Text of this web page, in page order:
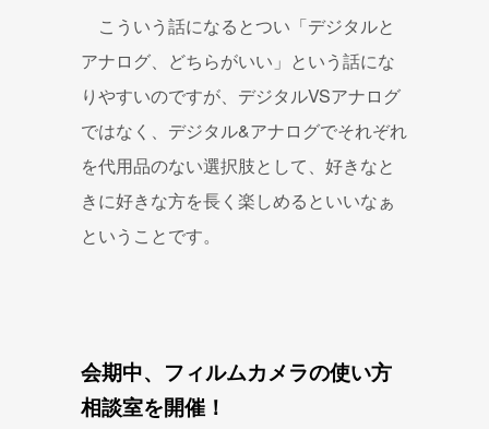
こういう話になるとつい「デジタルと
アナログ、どちらがいい」という話にな
りやすいのですが、デジタルVSアナログ
ではなく、デジタル&アナログでそれぞれ
を代用品のない選択肢として、好きなと
きに好きな方を長く楽しめるといいなぁ
ということです。
会期中、フィルムカメラの使い方
相談室を開催！